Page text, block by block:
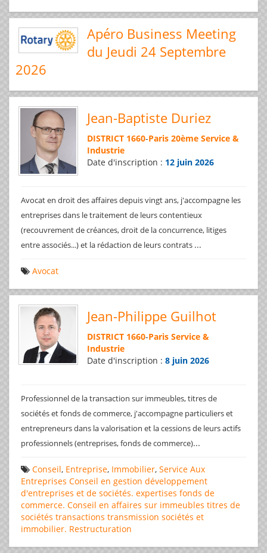
Apéro Business Meeting
du Jeudi 24 Septembre
2026
Jean-Baptiste Duriez
DISTRICT 1660-Paris 20ème Service &
Industrie
Date d'inscription : 12 juin 2026
Avocat en droit des affaires depuis vingt ans, j'accompagne les
entreprises dans le traitement de leurs contentieux
(recouvrement de créances, droit de la concurrence, litiges
entre associés...) et la rédaction de leurs contrats ...
Avocat
Jean-Philippe Guilhot
DISTRICT 1660-Paris Service &
Industrie
Date d'inscription : 8 juin 2026
Professionnel de la transaction sur immeubles, titres de
sociétés et fonds de commerce, j'accompagne particuliers et
entrepreneurs dans la valorisation et la cessions de leurs actifs
professionnels (entreprises, fonds de commerce)...
Conseil, Entreprise, Immobilier, Service Aux
Entreprises Conseil en gestion développement
d'entreprises et de sociétés. expertises fonds de
commerce. Conseil en affaires sur immeubles titres de
sociétés transactions transmission sociétés et
immobilier. Restructuration